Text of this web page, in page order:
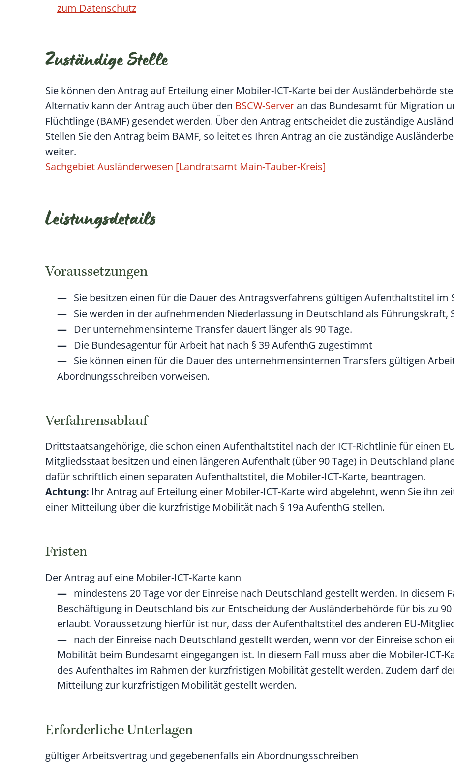
zum Datenschutz
Zuständige Stelle
Sie können den Antrag auf Erteilung einer Mobiler-ICT-Karte bei der Ausländerbehörde
Alternativ kann der Antrag auch über den BSCW-Server an das Bundesamt für Migration
Flüchtlinge (BAMF) gesendet werden. Über den Antrag entscheidet die zuständige
Stellen Sie den Antrag beim BAMF, so leitet es Ihren Antrag an die zuständige
weiter.
Sachgebiet Ausländerwesen [Landratsamt Main-Tauber-Kreis]
Leistungsdetails
Voraussetzungen
Sie besitzen einen für die Dauer des Antragsverfahrens gültigen Aufenthaltstitel im
Sie werden in der aufnehmenden Niederlassung in Deutschland als Führungskraft,
Der unternehmensinterne Transfer dauert länger als 90 Tage.
Die Bundesagentur für Arbeit hat nach § 39 AufenthG zugestimmt
Sie können einen für die Dauer des unternehmensinternen Transfers gültigen
Abordnungsschreiben vorweisen.
Verfahrensablauf
Drittstaatsangehörige, die schon einen Aufenthaltstitel nach der ICT-Richtlinie für einen
Mitgliedsstaat besitzen und einen längeren Aufenthalt (über 90 Tage) in Deutschland
dafür schriftlich einen separaten Aufenthaltstitel, die Mobiler-ICT-Karte, beantragen.
Achtung: Ihr Antrag auf Erteilung einer Mobiler-ICT-Karte wird abgelehnt, wenn Sie ihn
einer Mitteilung über die kurzfristige Mobilität nach § 19a AufenthG stellen.
Fristen
Der Antrag auf eine Mobiler-ICT-Karte kann
mindestens 20 Tage vor der Einreise nach Deutschland gestellt werden. In diesem
Beschäftigung in Deutschland bis zur Entscheidung der Ausländerbehörde für bis zu
erlaubt. Voraussetzung hierfür ist nur, dass der Aufenthaltstitel des anderen EU-
nach der Einreise nach Deutschland gestellt werden, wenn vor der Einreise schon
Mobilität beim Bundesamt eingegangen ist. In diesem Fall muss aber die Mobiler-ICT-
des Aufenthaltes im Rahmen der kurzfristigen Mobilität gestellt werden. Zudem darf
Mitteilung zur kurzfristigen Mobilität gestellt werden.
Erforderliche Unterlagen
gültiger Arbeitsvertrag und gegebenenfalls ein Abordnungsschreiben